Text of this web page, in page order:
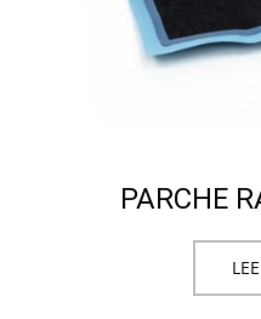
PARCHE